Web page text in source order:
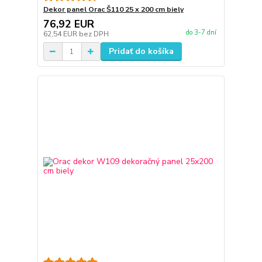
Dekor panel Orac Š110 25 x 200 cm biely
76,92 EUR
62,54 EUR bez DPH do 3-7 dní
Pridať do košíka